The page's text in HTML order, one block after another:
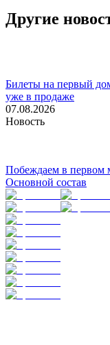
Другие
Билеты на первый
уже в продаже
07.08.2026
Новость
Побеждаем в первом
Основной состав